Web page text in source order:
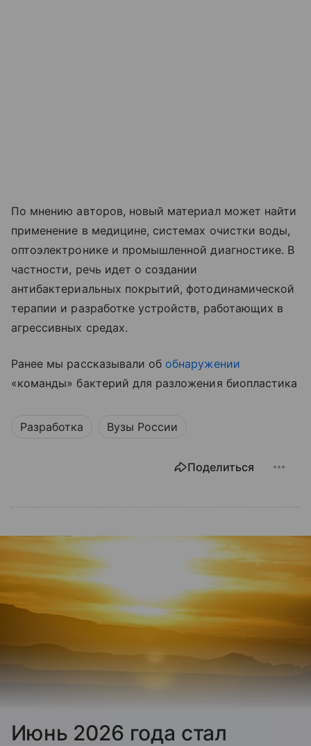
По мнению авторов, новый материал может найти
применение в медицине, системах очистки воды,
оптоэлектронике и промышленной диагностике. В
частности, речь идет о создании
антибактериальных покрытий, фотодинамической
терапии и разработке устройств, работающих в
агрессивных средах.
Ранее мы рассказывали об обнаружении
«команды» бактерий для разложения биопластика
Разработка Вузы России
Поделиться
Июнь 2026 года стал